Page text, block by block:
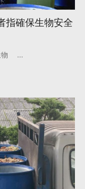
指確保生物安全
...